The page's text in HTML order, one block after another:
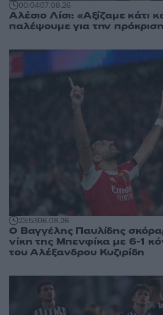
00:0407.08.26
Αλέσιο Λίσι: «Αξίζαμε κάτι
παλέψουμε για την
23:5306.08.26
Ο Βαγγέλης Παυλίδης
νίκη της Μπενφίκα με 6-1
του Αλέξανδρου Κυζιρίδη